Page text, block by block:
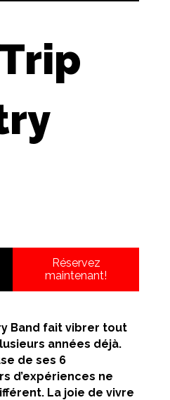
Réservez
maintenant!
Band fait vibrer tout
années déjà.
de ses 6
d’expériences ne
La joie de vivre